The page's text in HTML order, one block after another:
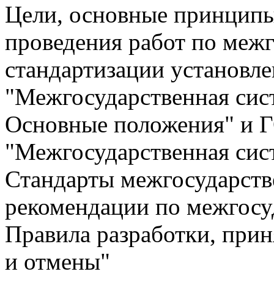
Цели, основные
проведения работ по
стандартизации
"Межгосударственная
Основные положения" и
"Межгосударственная
Стандарты
рекомендации по
Правила разработки,
и отмены"